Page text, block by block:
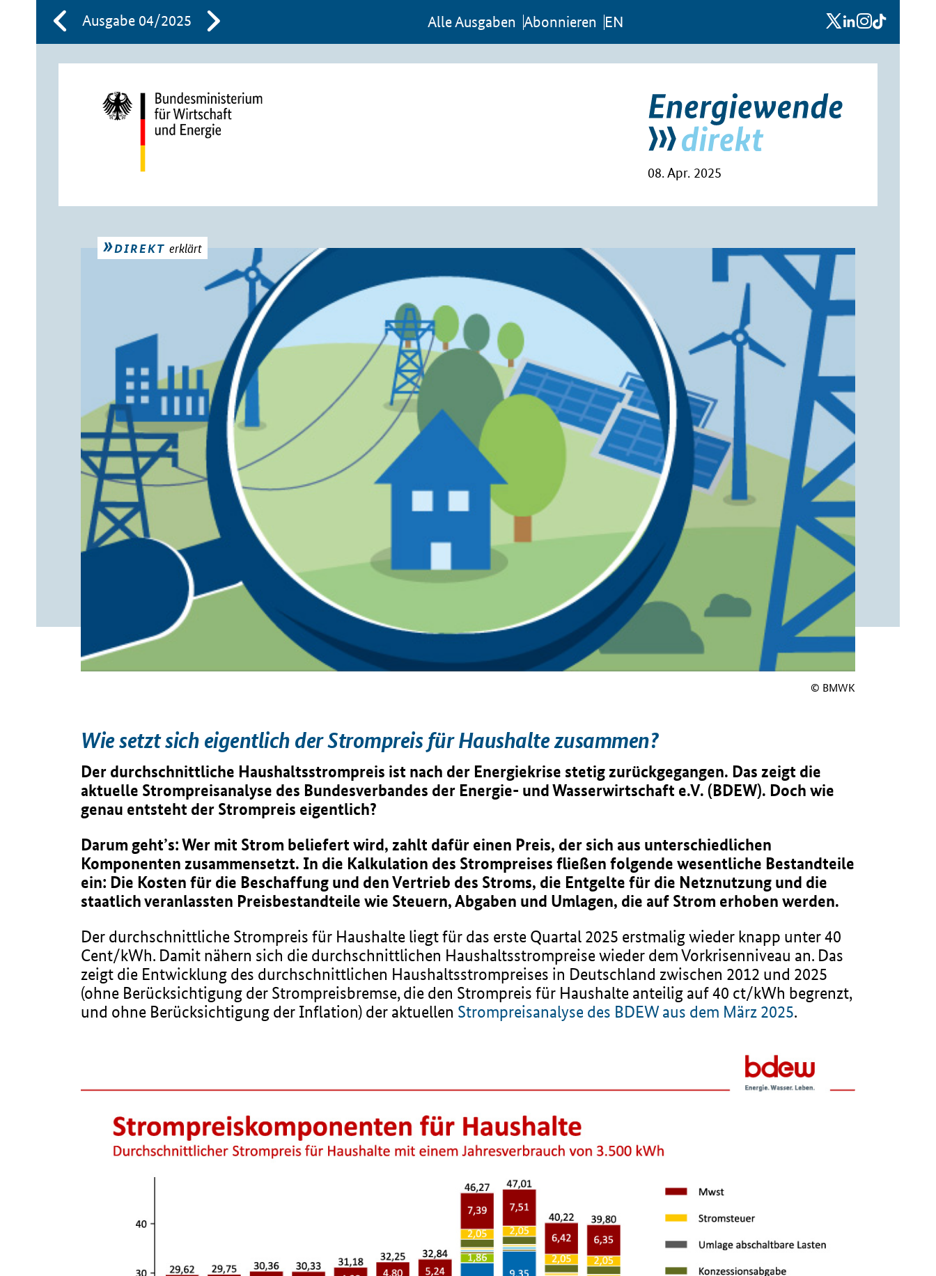
Ausgabe 04/2025 Al­le Aus­ga­ben Abon­nie­ren EN x linkedin
instagram
08. Apr. 2025
DIREKT erklärt
© BMWK
Wie setzt sich eigentlich der Strompreis für Haushalte zusammen?
Der durchschnittliche Haushaltsstrompreis ist nach der Energiekrise stetig zurückgegangen. Das zeigt die
aktuelle Strompreisanalyse des Bundesverbandes der Energie- und Wasserwirtschaft e.V. (BDEW). Doch wie
genau entsteht der Strompreis eigentlich?
Darum geht’s: Wer mit Strom beliefert wird, zahlt dafür einen Preis, der sich aus unterschiedlichen
Komponenten zusammensetzt. In die Kalkulation des Strompreises fließen folgende wesentliche Bestandteile
ein: Die Kosten für die Beschaffung und den Vertrieb des Stroms, die Entgelte für die Netznutzung und die
staatlich veranlassten Preisbestandteile wie Steuern, Abgaben und Umlagen, die auf Strom erhoben werden.
Der durchschnittliche Strompreis für Haushalte liegt für das erste Quartal 2025 erstmalig wieder knapp unter 40
Cent/kWh. Damit nähern sich die durchschnittlichen Haushaltsstrompreise wieder dem Vorkrisenniveau an. Das
zeigt die Entwicklung des durchschnittlichen Haushaltsstrompreises in Deutschland zwischen 2012 und 2025
(ohne Berücksichtigung der Strompreisbremse, die den Strompreis für Haushalte anteilig auf 40 ct/kWh begrenzt,
und ohne Berücksichtigung der Inflation) der aktuellen Strompreisanalyse des BDEW aus dem März 2025.